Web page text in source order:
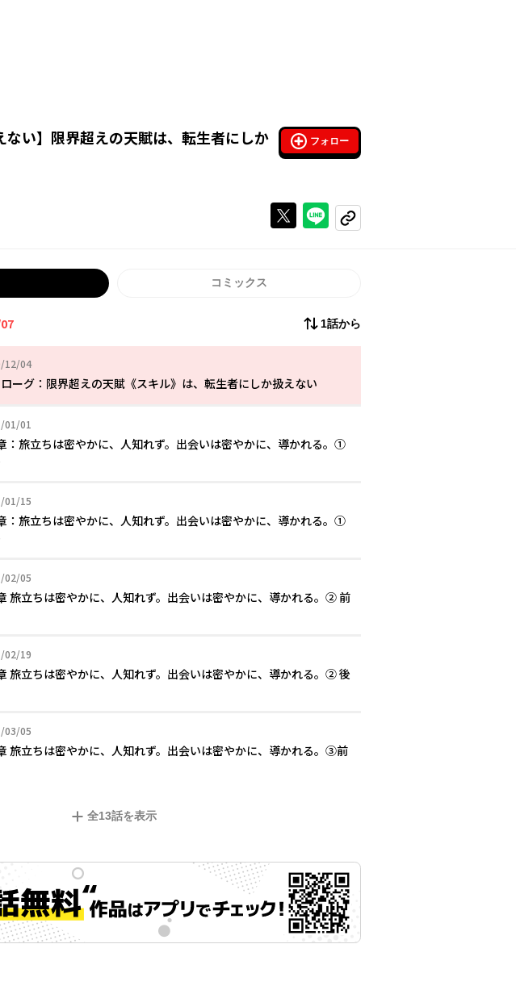
ない】 限界超えの天賦は、転生者にしか
フォロー
Xで投稿するラインでシェアする
コピーする
コミックス
1話から
12/04
12月04日
ーグ：限界超えの天賦《スキル》は、転生者にしか扱えない
01/01
01月01日
：旅立ちは密やかに、人知れず。出会いは密やかに、導かれる。①
01/15
01月15日
：旅立ちは密やかに、人知れず。出会いは密やかに、導かれる。①
02/05
02月05日
旅立ちは密やかに、人知れず。出会いは密やかに、導かれる。② 前
02/19
02月19日
旅立ちは密やかに、人知れず。出会いは密やかに、導かれる。② 後
03/05
03月05日
旅立ちは密やかに、人知れず。出会いは密やかに、導かれる。③前
全13話を表示